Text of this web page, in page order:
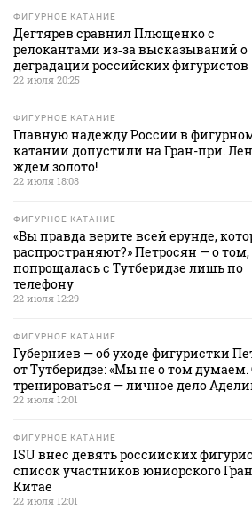
ФИГУРНОЕ КАТАНИЕ
Дегтярев сравнил Плющенко с
релокантами из‑за высказываний о
деградации российских фигуристов
22 июля 20:25
ФИГУРНОЕ КАТАНИЕ
Главную надежду России в
катании допустили на Гран-при.
ждем золото!
22 июля 18:08
ФИГУРНОЕ КАТАНИЕ
«Вы правда верите всей ерунде,
распространяют?» Петросян — о том,
попрощалась с Тутберидзе лишь по
телефону
22 июля 12:29
ФИГУРНОЕ КАТАНИЕ
Губерниев — об уходе фигуристки
от Тутберидзе: «Мы не о том
тренироваться — личное дело
22 июля 12:01
ФИГУРНОЕ КАТАНИЕ
ISU внес девять российских
список участников юниорского
Китае
22 июля 12:01